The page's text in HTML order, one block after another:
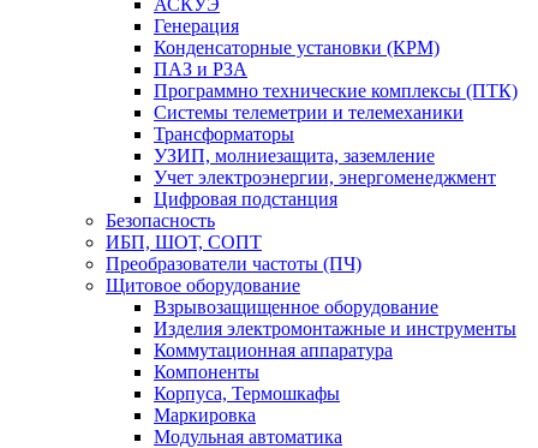
АСКУЭ
Генерация
Конденсаторные установки (КРМ)
ПАЗ и РЗА
Программно технические комплексы (ПТК)
Системы телеметрии и телемеханики
Трансформаторы
УЗИП, молниезащита, заземление
Учет электроэнергии, энергоменеджмент
Цифровая подстанция
Безопасность
ИБП, ШОТ, СОПТ
Преобразователи частоты (ПЧ)
Щитовое оборудование
Взрывозащищенное оборудование
Изделия электромонтажные и инструменты
Коммутационная аппаратура
Компоненты
Корпуса, Термошкафы
Маркировка
Модульная автоматика